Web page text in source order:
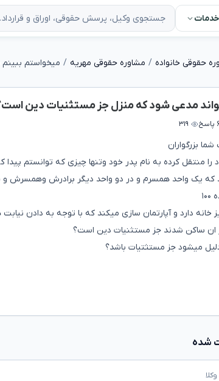
خدمات
حقوقی خانواده مشاوره حقوقی مهریه
مدعی شود که منزل جز مستثنیات دین
۳۱۹
بزرگواران
که یک واحد همسرم و در دو واحد دیگر برادرش وهمسرش و
خانه دارد و آپارتمان سازی میکند که با توجه به دادن
ان ساکن شدند جز مستثنیات دین است؟
میشود جز مستثتیات باشد؟